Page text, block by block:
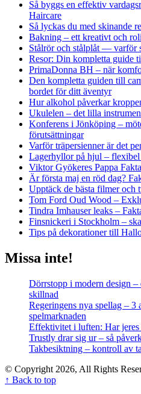
Så byggs en effektiv
Haircare
Så lyckas du med skinande
Bakning – ett kreativt och
Stålrör och stålplåt — varför
Resor: Din kompletta guide
PrimaDonna BH – när
Den kompletta guiden till
bordet för ditt äventyr
Hur alkohol påverkar
Ukulelen – det lilla
Konferens i Jönköping –
förutsättningar
Varför träpersienner är det
Lagerhyllor på hjul –
Viktor Gyökeres Pappa
Är första maj en röd dag?
Upptäck de bästa filmer och
Tom Ford Oud Wood –
Tindra Imhauser leaks –
Finsnickeri i Stockholm –
Tips på dekorationer till
Missa inte!
Dörrstopp i modern design
skillnad
Regeringens nya spellag –
spelmarknaden
Effektivitet i luften: Har
Trustly drar sig ur – så
Takbesiktning – kontroll av
© Copyright 2026, All Rights
↑ Back to top